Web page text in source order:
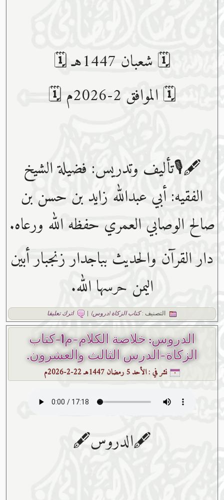
🗓 شعبان 1447هـ 🗓
🗓 الموافق 2-2026م 🗓
🖋🎙تأليف وتدريس: فضيلة الشيخ
الفقيه: أبي عبدﷲ زايد بن حسن بن
صالح الوصابي العمري حفظه ﷲ ورعاه.
دار القرآن والحديث بباجدار زنجبار أبين
اليمن حرسها الله.
التصنيف :كتاب الزكاة (دروس) | اترك تعليقا
الدروس: خلاصة الكلام-م1-كتاب
الزكاة-الدرس الثالث والعشرون.
نشر في :الأحد 5 رمضان 1447هـ 22-2-2026م
🖋الدروس🖋